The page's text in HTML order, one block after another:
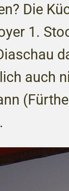
Die
1.
auch